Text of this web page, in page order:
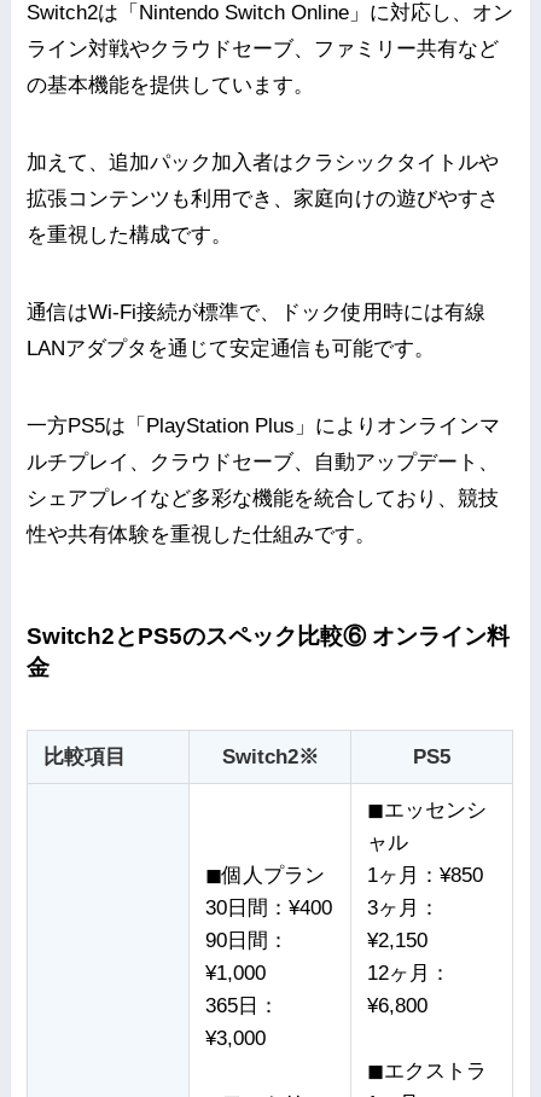
Switch2は「Nintendo Switch Online」に対応し、オン
ライン対戦やクラウドセーブ、ファミリー共有など
の基本機能を提供しています。
加えて、追加パック加入者はクラシックタイトルや
拡張コンテンツも利用でき、家庭向けの遊びやすさ
を重視した構成です。
通信はWi-Fi接続が標準で、ドック使用時には有線
LANアダプタを通じて安定通信も可能です。
一方PS5は「PlayStation Plus」によりオンラインマ
ルチプレイ、クラウドセーブ、自動アップデート、
シェアプレイなど多彩な機能を統合しており、競技
性や共有体験を重視した仕組みです。
Switch2とPS5のスペック比較⑥ オンライン料
金
比較項目 Switch2※ PS5
◼︎個人プラン
30日間：¥400
90日間：
¥1,000
365日：
¥3,000
◼︎エッセンシ
ャル
1ヶ月：¥850
3ヶ月：
¥2,150
12ヶ月：
¥6,800
◼︎エクストラ